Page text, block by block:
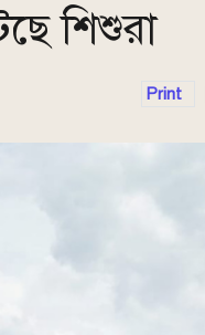
শিশুরা
Print